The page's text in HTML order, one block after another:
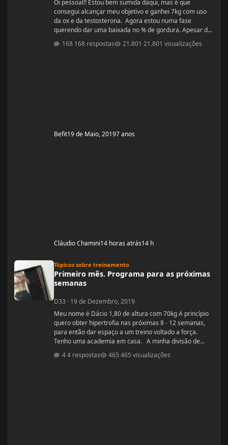
Oi pessoal!! Estou bem sumida daqui, mas é que
consegui alcançar meu objetivo e ganhei 7kg com uso
da ox e da testosterona. Agora estou numa fase
querendo dar uma baixada no % de gordura. Apesar de
estudar nutrição e saber exatamente o que devo fazer,
gostaria de compartilhamento de treinos e talvez
168 respostas 21.801 visualizações
Befit19 de Maio, 20197 anos
Cláudio Chamini14 horas atrás14 h
Tópicos sobre treinamento
Primeiro mês. Programa para as próximas
semanas
D33 · 19 de Dezembro, 2019
Meu nome é Dácio 1,80 de altura com 70kg A princípio
quero obter hipertrofia nas próximas 8 - 12 semanas,
para então dar espaço a um treino voltado a força.
Tenho uma academia em casa. A minha divisão de
RDL: 3x8 - 37,5kg Panturilha com uma perna 3x20 - 8kg
4 respostas 465 visualizações